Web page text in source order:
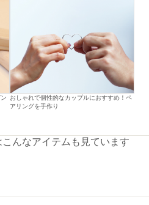
おしゃれで個性的なカップルにおすすめ！ペ
アリングを手作り
んなアイテムも見ています